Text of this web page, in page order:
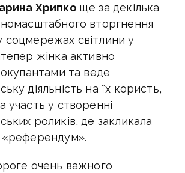
Хрипко ще за декілька
вторгнення
світлини у
жінка активно
окупантами та веде
діяльність на їх користь,
участь у створенні
роликів, де закликала
очень важного